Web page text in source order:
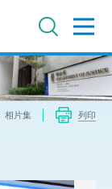
相片集 列印